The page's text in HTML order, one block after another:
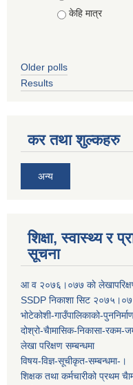
केहि मात्र
Older polls
Results
कर तथा शुल्कहरु
अन्य
शिक्षा, स्वास्थ्य र
सूचना
आ व २०७६।०७७ काे
SSDP निकाशा सिट २०७५।०७६
भोटेकोशी-गाउँपालिकाको-
दोश्रो-चैामासिक-निकासा-रकम-
लेखा परिक्षण सम्बन्धमा
विषय-विज्ञ-सूचीकृत-सम्बन्धमा-।
शिक्षक तथा कर्मचारीको प्रथम